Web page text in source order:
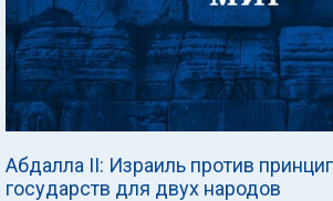
Абдалла II: Израиль против
государств для двух народов